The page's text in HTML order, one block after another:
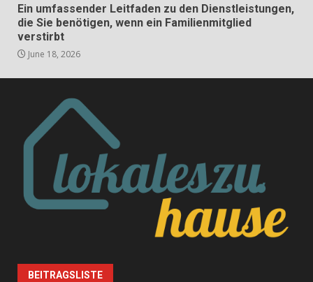
Ein umfassender Leitfaden zu den Dienstleistungen,
die Sie benötigen, wenn ein Familienmitglied
verstirbt
June 18, 2026
BEITRAGSLISTE